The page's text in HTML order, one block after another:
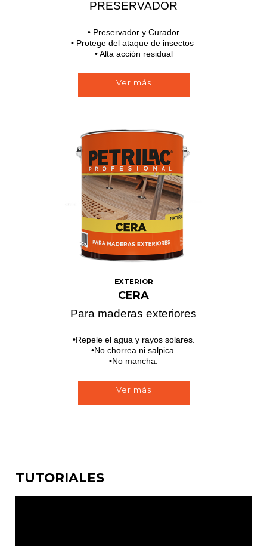
PRESERVADOR
• Preservador y Curador
• Protege del ataque de insectos
• Alta acción residual
Ver más
EXTERIOR
CERA
Para maderas exteriores
Repele el agua y rayos solares.
No chorrea ni salpica.
No mancha.
Ver más
TUTORIALES